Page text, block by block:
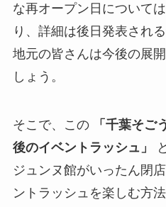
な再オープン日について
り、詳細は後日発表され
地元の皆さんは今後の展
しょう。
そこで、この
「千葉そご
後のイベントラッシュ」
ジュンヌ館がいったん閉
ントラッシュを楽しむ方